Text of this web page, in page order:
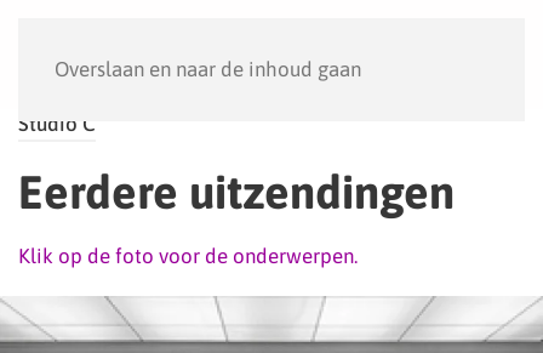
Overslaan en naar de inhoud gaan
Studio C
Eerdere uitzendingen
Klik op de foto voor de onderwerpen.